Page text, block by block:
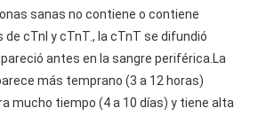
sanas no contiene o contiene
cTnI y cTnT., la cTnT se difundió
antes en la sangre periférica.La
más temprano (3 a 12 horas)
mucho tiempo (4 a 10 días) y tiene alta